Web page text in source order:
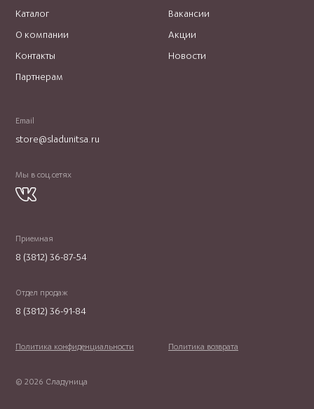
Каталог
О компании
Контакты
Партнерам
Вакансии
Акции
Новости
Email
store@sladunitsa.ru
Мы в соц.сетях
Приемная
8 (3812) 36-87-54
Отдел продаж
8 (3812) 36-91-84
© 2026 Сладуница
Политика конфиденциальности Политика возврата